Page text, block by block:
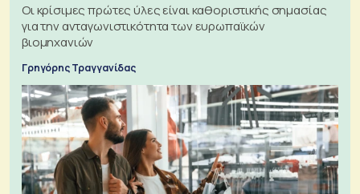
Οι κρίσιμες πρώτες ύλες είναι καθοριστικής σημασίας
για την ανταγωνιστικότητα των ευρωπαϊκών
βιομηχανιών
Γρηγόρης Τραγγανίδας